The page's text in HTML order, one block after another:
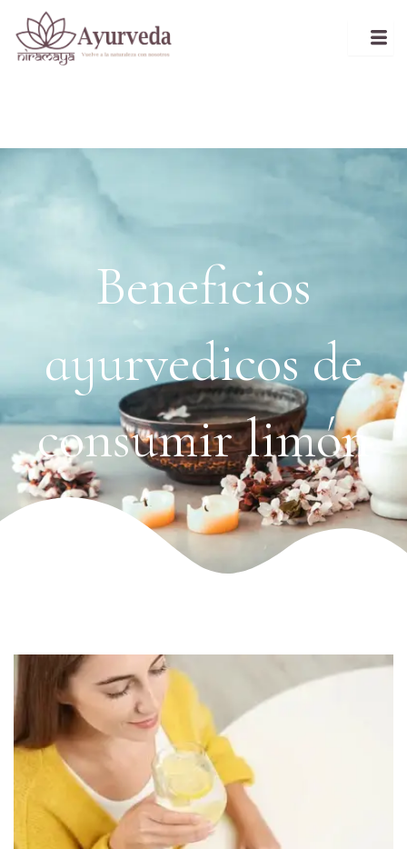
contenido
Beneficios
ayurvedicos de
consumir limón